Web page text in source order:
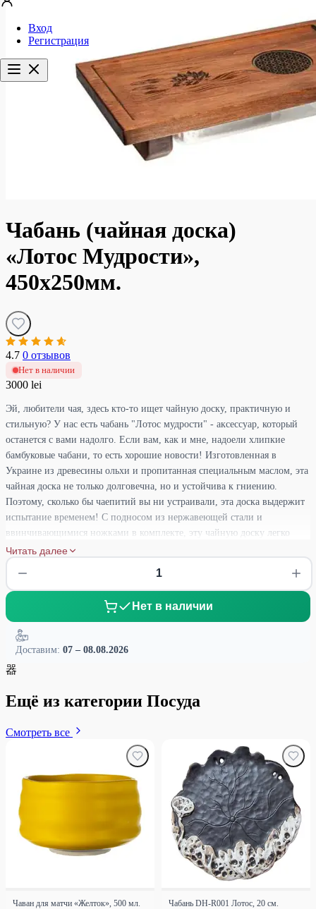
Вход
Регистрация
Чабань (чайная доска)
«Лотос Мудрости»,
450x250мм.
4.7 0 отзывов
Нет в наличии
3000 lei
Эй, любители чая, здесь кто-то ищет чайную доску, практичную и
стильную? У нас есть чабань "Лотос мудрости" - аксессуар, который
останется с вами надолго. Если вам, как и мне, надоели хлипкие
бамбуковые чабани, то есть хорошие новости! Изготовленная в
Украине из древесины ольхи и пропитанная специальным маслом, эта
чайная доска не только долговечна, но и устойчива к гниению.
Поэтому, сколько бы чаепитий вы ни устраивали, эта доска выдержит
испытание временем! С подносом из нержавеющей стали и
ввинчивающимися ножками в комплекте, эту чайную доску легко
установить и еще легче очистить. А после месяца использования
достаточно пропитать ее маслом, и она будет как новая! Так чего же
вы ждете? Обновите свою чайную игру с помощью "Лотоса мудрости"
- идеального сочетания стиля и долговечности!
Читать далее
Нет в наличии
Доставим: 07 – 08.08.2026
器
Ещё из категории Посуда
Смотреть все
Чаван для матчи «Желток», 500 мл.
Чабань DH-R001 Лотос, 20 см.